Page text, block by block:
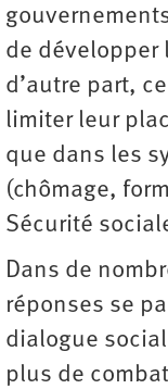
de développer
d’autre part,
limiter leur
que dans les
(chômage,
Sécurité
Dans de
réponses se
dialogue
plus de